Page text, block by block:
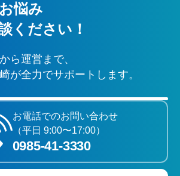
悩み
ください！
ら運営まで、
が全力でサポートします。
お電話でのお問い合わせ
（平日 9:00〜17:00）
0985‐41‐3330